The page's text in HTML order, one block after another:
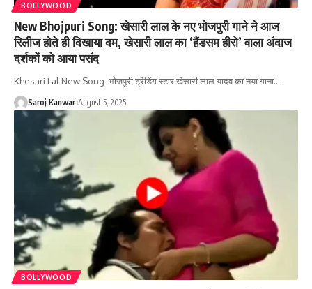
BOLLYWOOD
New Bhojpuri Song: खेसारी लाल के नए भोजपुरी गाने ने आज
रिलीज होते ही दिखाया दम, खेसारी लाल का ‘हैंडसम हीरो’ वाला अंदाज
दर्शकों को आया पसंद
Khesari Lal New Song: भोजपुरी ट्रेडिंग स्टार खेसारी लाल यादव का नया गाना…
Saroj Kanwar August 5, 2025
BOLLYWOOD